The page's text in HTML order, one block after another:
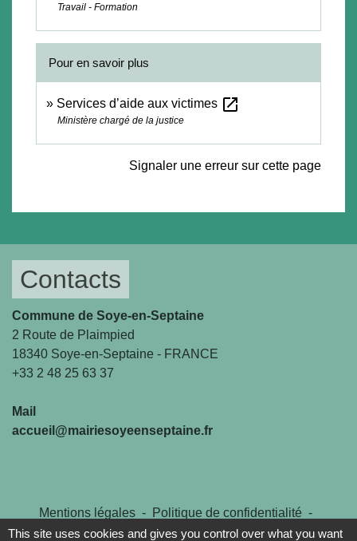
Travail - Formation
Pour en savoir plus
Services d’aide aux victimes open_in_new
Ministère chargé de la justice
Signaler une erreur sur cette page
Contacts
Commune de Soye-en-Septaine
2 Route de Plaimpied
18340 Soye-en-Septaine - FRANCE
+33 2 48 25 63 37
Mail
accueil@mairiesoyeenseptaine.fr
Mentions légales - Politique de confidentialité -
Accessibilité - Plan du site - Gestion des cookies
This site uses cookies and gives you control over what you want